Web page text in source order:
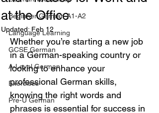
Beginner German A1-A2
Language Learning
GCSE German
A-Level German
Exercises
Pre-U German
at the Office
Updated: Feb 12
Whether you’re starting a new job
in a German-speaking country or
looking to enhance your
professional German skills,
knowing the right words and
phrases is essential for success in